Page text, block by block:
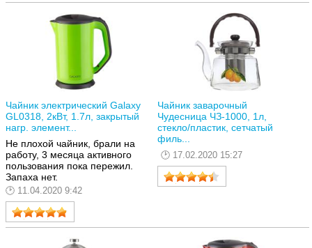
Чайник электрический Galaxy
GL0318, 2кВт, 1.7л, закрытый
нагр. элемент...
Не плохой чайник, брали на
работу, 3 месяца активного
пользования пока пережил.
Запаха нет.
11.04.2020 9:42
Чайник заварочный
Чудесница ЧЗ-1000, 1л,
стекло/пластик, сетчатый
филь...
17.02.2020 15:27